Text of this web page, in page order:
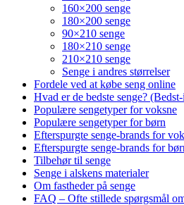
160×200 senge
180×200 senge
90×210 senge
180×210 senge
210×210 senge
Senge i andres størrelser
Fordele ved at købe seng online
Hvad er de bedste senge?
Populære sengetyper for voksne
Populære sengetyper for børn
Efterspurgte senge-brands for
Efterspurgte senge-brands for
Tilbehør til senge
Senge i alskens materialer
Om fastheder på senge
FAQ – Ofte stillede spørgsmål